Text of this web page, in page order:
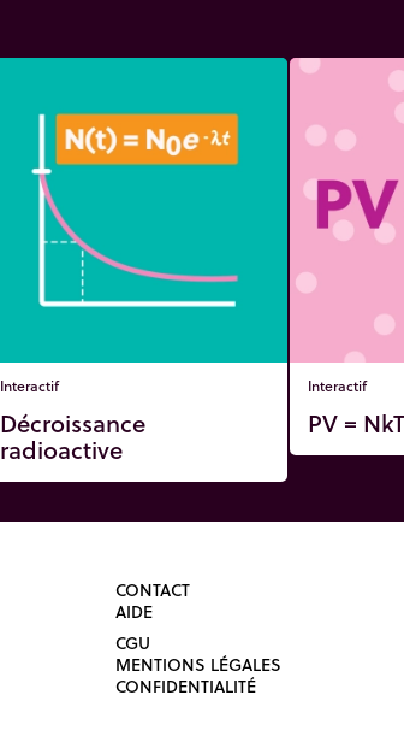
Interactif
Décroissance
radioactive
Interactif
PV = NkT
CONTACT
AIDE
CGU
MENTIONS LÉGALES
CONFIDENTIALITÉ